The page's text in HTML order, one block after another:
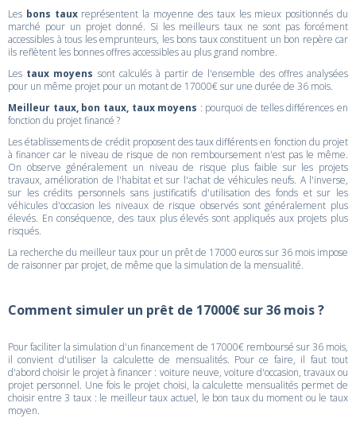
Les bons tauxreprésentent la moyenne des taux les mieux positionnés du
marché pour un projet donné. Si les meilleurs taux ne sont pas forcément
accessibles à tous les emprunteurs, les bons taux constituent un bon repère car
ils reflètent les bonnes offres accessibles au plus grand nombre.
Les taux moyens sont calculés à partir de l'ensemble des offres analysées
pour un même projet pour un motant de 17000€ sur une durée de 36 mois.
Meilleur taux, bon taux, taux moyens : pourquoi de telles différences en
fonction du projet financé ?
Les établissements de crédit proposent des taux différents en fonction du projet
à financer car le niveau de risque de non remboursement n'est pas le même.
On observe généralement un niveau de risque plus faible sur les projets
travaux, amélioration de l'habitat et sur l'achat de véhicules neufs. A l'inverse,
sur les crédits personnels sans justificatifs d'utilisation des fonds et sur les
véhicules d'occasion les niveaux de risque observés sont généralement plus
élevés. En conséquence, des taux plus élevés sont appliqués aux projets plus
risqués.
La recherche du meilleur taux pour un prêt de 17000 euros sur 36 mois impose
de raisonner par projet, de même que la simulation de la mensualité.
Comment simuler un prêt de 17000€ sur 36 mois ?
Pour faciliter la simulation d'un financement de 17000€ remboursé sur 36 mois,
il convient d'utiliser la calculette de mensualités. Pour ce faire, il faut tout
d'abord choisir le projet à financer : voiture neuve, voiture d'occasion, travaux ou
projet personnel. Une fois le projet choisi, la calculette mensualités permet de
choisir entre 3 taux : le meilleur taux actuel, le bon taux du moment ou le taux
moyen.